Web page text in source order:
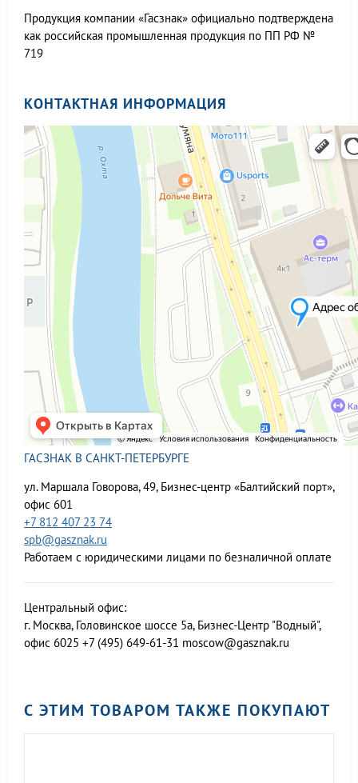
Продукция компании «Гасзнак» официально подтверждена
как российская промышленная продукция по ПП РФ №
719
КОНТАКТНАЯ ИНФОРМАЦИЯ
ГАСЗНАК В САНКТ-ПЕТЕРБУРГЕ
ул. Маршала Говорова, 49, Бизнес-центр «Балтийский порт»,
офис 601
+7 812 407 23 74
spb@gasznak.ru
Работаем с юридическими лицами по безналичной оплате
Центральный офис:
г. Москва, Головинское шоссе 5а, Бизнес-Центр "Водный",
офис 6025 +7 (495) 649-61-31 moscow@gasznak.ru
С ЭТИМ ТОВАРОМ ТАКЖЕ ПОКУПАЮТ